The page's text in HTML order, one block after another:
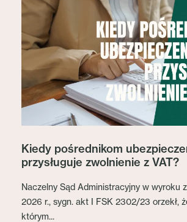
Kiedy pośrednikom
przysługuje zwolnienie z VAT?
Naczelny Sąd Administracyjny w wyroku
2026 r., sygn. akt I FSK 2302/23 orzekł,
którym...